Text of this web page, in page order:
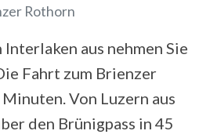
Rothorn
Interlaken aus nehmen Sie
Fahrt zum Brienzer
Von Luzern aus
den Brünigpass in 45